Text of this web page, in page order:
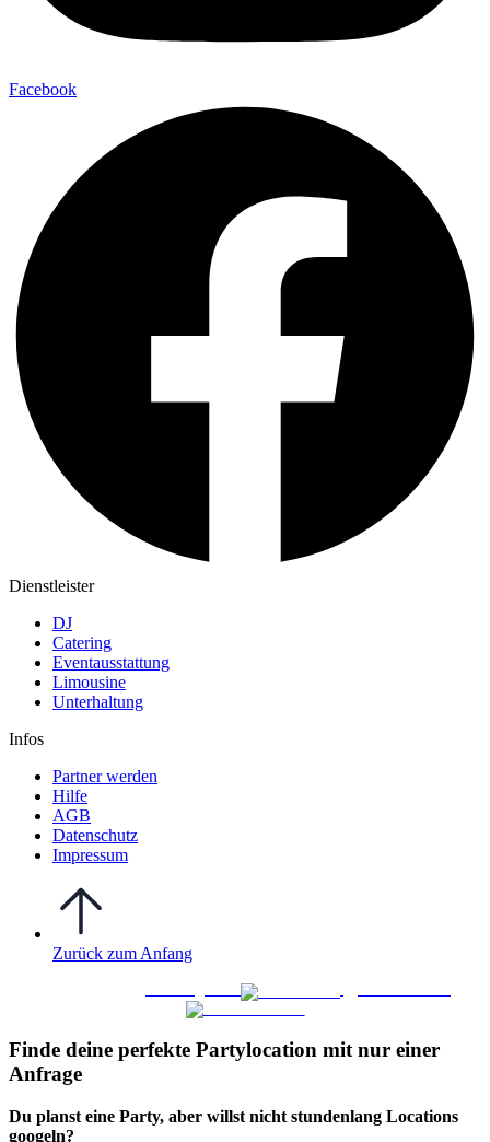
Facebook
Dienstleister
DJ
Catering
Eventausstattung
Limousine
Unterhaltung
Infos
Partner werden
Hilfe
AGB
Datenschutz
Impressum
Zurück zum Anfang
Finde deine perfekte Partylocation mit nur einer
Anfrage​
Du planst eine Party, aber willst nicht stundenlang Locations
googeln?